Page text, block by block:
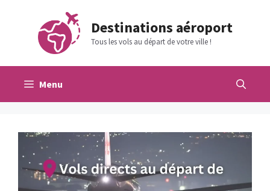
contenu
Destinations aéroport
Tous les vols au départ de votre ville !
Menu